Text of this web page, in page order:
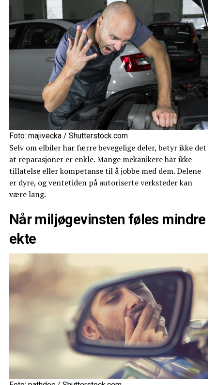
Foto: majivecka / Shutterstock.com
Selv om elbiler har færre bevegelige deler, betyr ikke det
at reparasjoner er enkle. Mange mekanikere har ikke
tillatelse eller kompetanse til å jobbe med dem. Delene
er dyre, og ventetiden på autoriserte verksteder kan
være lang.
Når miljøgevinsten føles mindre
ekte